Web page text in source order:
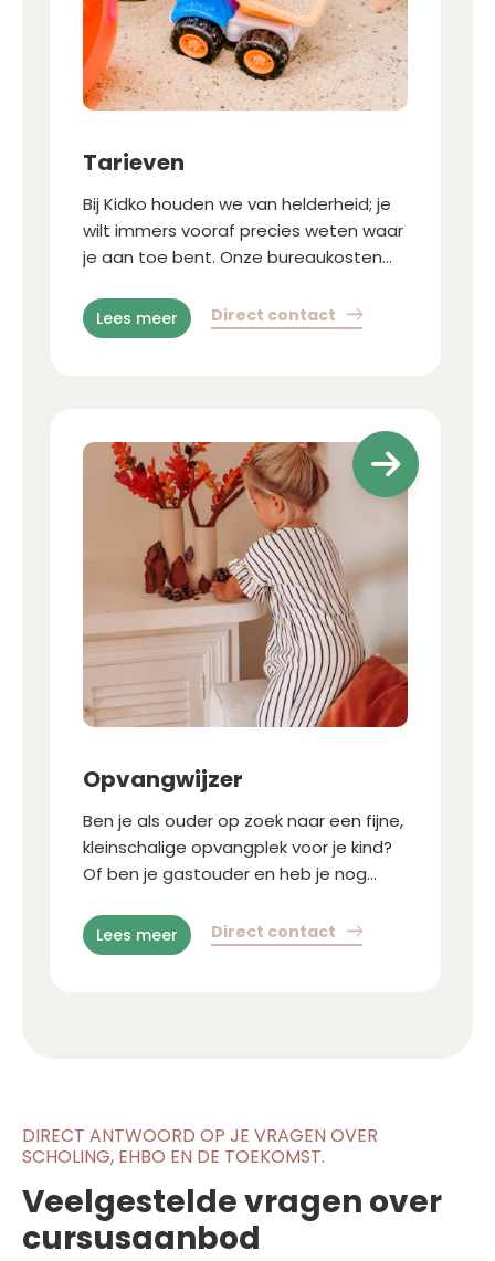
Tarieven
Bij Kidko houden we van helderheid; je
wilt immers vooraf precies weten waar
je aan toe bent. Onze bureaukosten
het aantal kinderen
Lees meer Direct contact
Opvangwijzer
Ben je als ouder op zoek naar een fijne,
kleinschalige opvangplek voor je kind?
Of ben je gastouder en heb je nog
brengen we ouders en gastouders
Lees meer Direct contact
DIRECT ANTWOORD OP JE VRAGEN OVER
SCHOLING, EHBO EN DE TOEKOMST.
Veelgestelde vragen over
cursusaanbod